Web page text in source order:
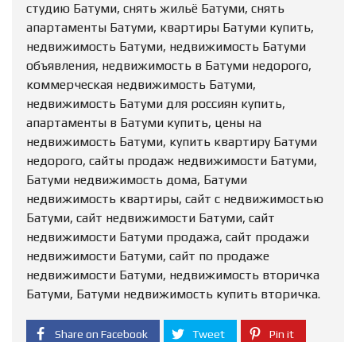
студию Батуми, снять жильё Батуми, снять
апартаменты Батуми, квартиры Батуми купить,
недвижимость Батуми, недвижимость Батуми
объявления, недвижимость в Батуми недорого,
коммерческая недвижимость Батуми,
недвижимость Батуми для россиян купить,
апартаменты в Батуми купить, цены на
недвижимость Батуми, купить квартиру Батуми
недорого, сайты продаж недвижимости Батуми,
Батуми недвижимость дома, Батуми
недвижимость квартиры, сайт с недвижимостью
Батуми, сайт недвижимости Батуми, сайт
недвижимости Батуми продажа, сайт продажи
недвижимости Батуми, сайт по продаже
недвижимости Батуми, недвижимость вторичка
Батуми, Батуми недвижимость купить вторичка.
Share on Facebook Tweet Pin it